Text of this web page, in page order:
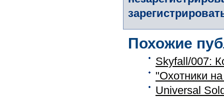
Похожие
Skyfall/007:
"Охотники
Universal